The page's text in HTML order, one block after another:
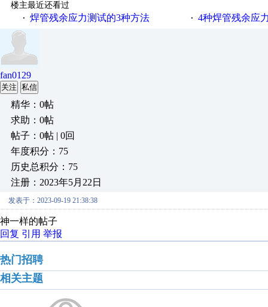
楼主最近还看过
· 焊管残余应力测试的3种方法 · 4种焊管残余应
fan0129
关注 私信
精华：0帖
求助：0帖
帖子：0帖 | 0回
年度积分：75
历史总积分：75
注册：2023年5月22日
发表于：2023-09-19 21:38:38
神一样的帖子
回复 引用 举报
热门招聘
相关主题